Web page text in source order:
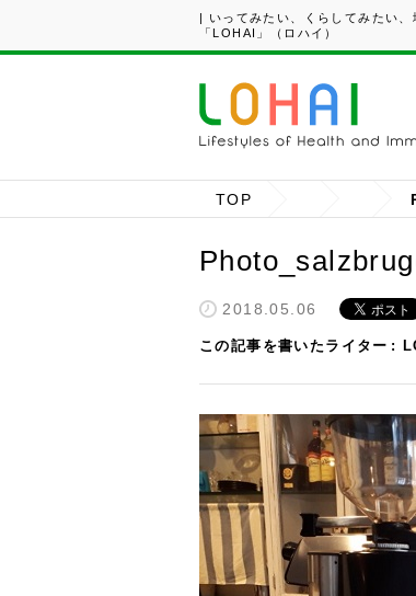
| いってみたい、くらしてみたい
「LOHAI」（ロハイ）
TOP
2018.05.06
この記事を書いたライター